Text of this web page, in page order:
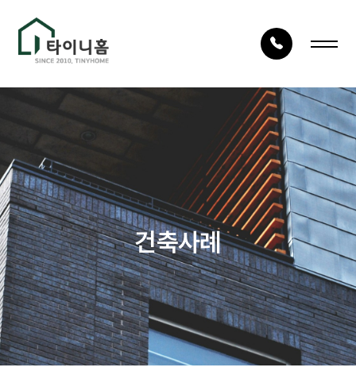
회사안내
회사소개
건축구조
건축절차
자재품질
오시는 길
건축사례
시공사례
타이니TV
상담문의
건축문의
A/S문의
건축사례